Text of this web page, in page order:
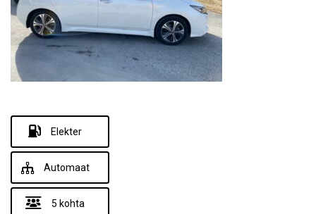
Elekter
Automaat
5 kohta